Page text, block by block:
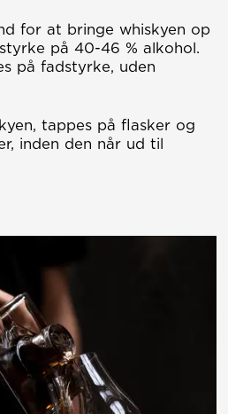
for at bringe whiskyen op
på 40-46 % alkohol.
på fadstyrke, uden
tappes på flasker og
inden den når ud til